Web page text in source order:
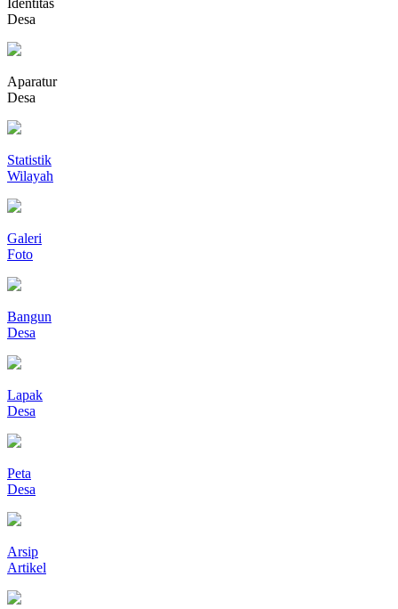
Identitas
Desa
Aparatur
Desa
Statistik
Wilayah
Galeri
Foto
Bangun
Desa
Lapak
Desa
Peta
Desa
Arsip
Artikel